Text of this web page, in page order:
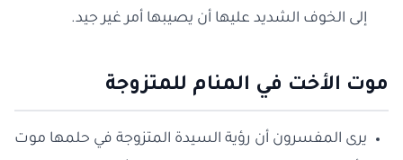
إلى الخوف الشديد عليها أن يصيبها أمر غير جيد.
موت الأخت في المنام للمتزوجة
يرى المفسرون أن رؤية السيدة المتزوجة في حلمها موت